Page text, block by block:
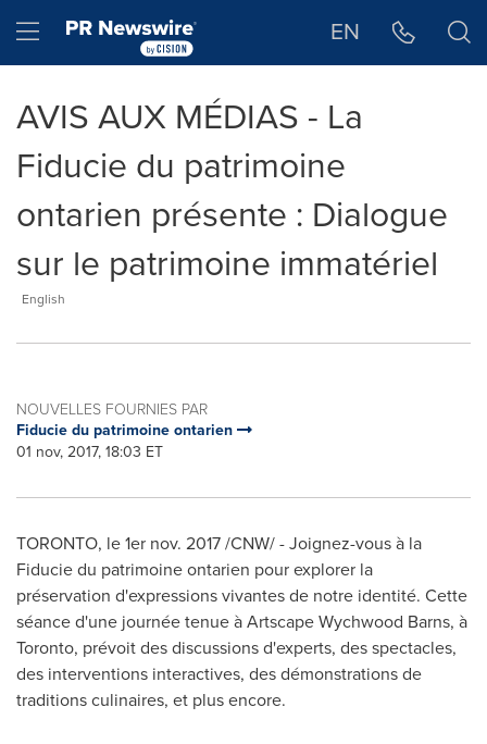
Hamburger menu EN
AVIS AUX MÉDIAS - La
Fiducie du patrimoine
ontarien présente : Dialogue
sur le patrimoine immatériel
English
NOUVELLES FOURNIES PAR
Fiducie du patrimoine ontarien
01 nov, 2017, 18:03 ET
TORONTO, le 1er nov. 2017/CNW/ - Joignez-vous à la
Fiducie du patrimoine ontarien pour explorer la
préservation d'expressions vivantes de notre identité. Cette
séance d'une journée tenue à Artscape Wychwood Barns, à
Toronto, prévoit des discussions d'experts, des spectacles,
des interventions interactives, des démonstrations de
traditions culinaires, et plus encore.